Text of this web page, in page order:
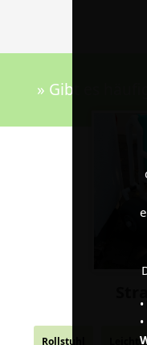
•
•
» Gibt es
Rollstuhl